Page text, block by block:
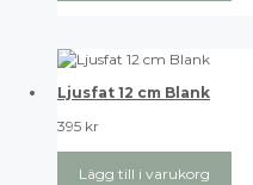
Ljusfat 12 cm Blank
395 kr
Lägg till i varukorg